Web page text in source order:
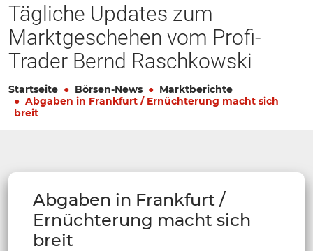
Tägliche Updates zum
Marktgeschehen vom Profi-
Trader Bernd Raschkowski
Startseite Börsen-News
Marktberichte
Abgaben in Frankfurt / Ernüchterung macht sich
breit
Abgaben in Frankfurt /
Ernüchterung macht sich
breit